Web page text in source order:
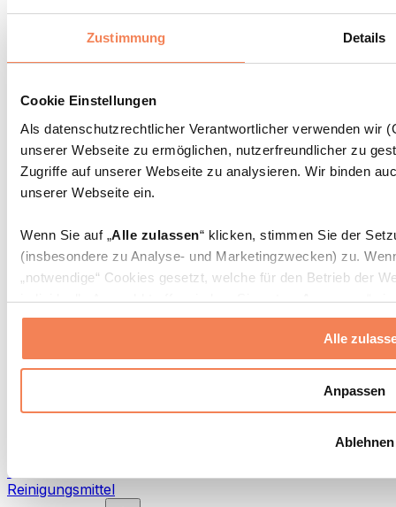
Zustimmung Details
Cookie Einstellungen
Als datenschutzrechtlicher Verantwortlicher verwenden wir
unserer Webseite zu ermöglichen, nutzerfreundlicher zu
Zugriffe auf unserer Webseite zu analysieren. Wir binden
unserer Webseite ein.
Wenn Sie auf „Alle zulassen“ klicken, stimmen Sie der
(insbesondere zu Analyse- und Marketingzwecken) zu.
„notwendige“ Cookies gesetzt, welche für den Betrieb der
individuelle Auswahl treffen, indem Sie unter „Anpassen“
erlauben“ klicken.
Weitere Informationen über die Verarbeitung Ihrer Daten
Datenschutzerklärung
Alle
Anpassen
Ablehnen
Faszien- und Massagerollen
Weitere Rehabilitationshilfen
Taschen & Rucksäcke
Essenstaschen und Meal-Prep-Zubehör
Sporttaschen
Zubehör nach Aktivität
Laufen
Kampfsport
Yoga & Pilates
Wandern
Rotlichttherapie
Waschmittel
Reinigungsmittel